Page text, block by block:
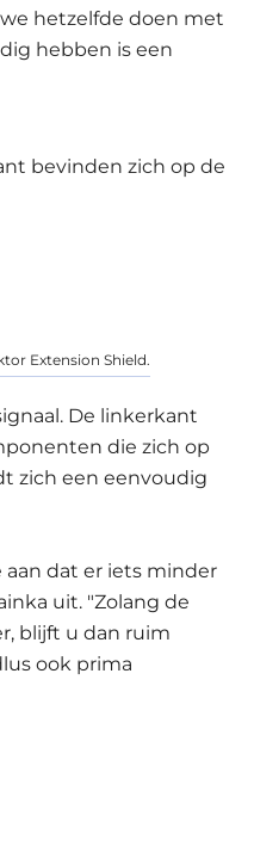
hetzelfde doen met
hebben is een
bevinden zich op de
Extension Shield.
De linkerkant
die zich op
zich een eenvoudig
dat er iets minder
uit. "Zolang de
blijft u dan ruim
ook prima